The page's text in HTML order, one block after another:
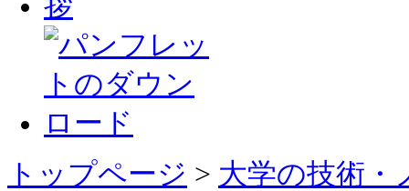
トップページ > 大学の技術・